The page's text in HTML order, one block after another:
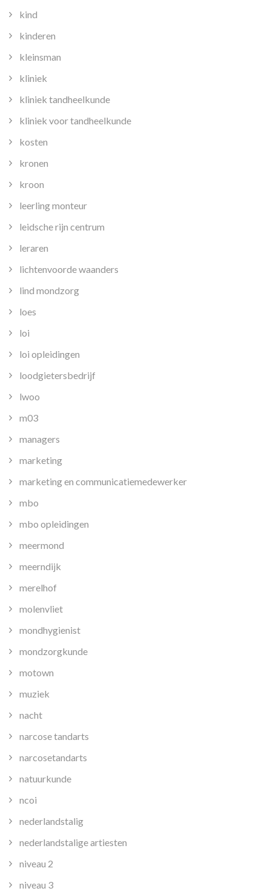
kind
kinderen
kleinsman
kliniek
kliniek tandheelkunde
kliniek voor tandheelkunde
kosten
kronen
kroon
leerling monteur
leidsche rijn centrum
leraren
lichtenvoorde waanders
lind mondzorg
loes
loi
loi opleidingen
loodgietersbedrijf
lwoo
m03
managers
marketing
marketing en communicatiemedewerker
mbo
mbo opleidingen
meermond
meerndijk
merelhof
molenvliet
mondhygienist
mondzorgkunde
motown
muziek
nacht
narcose tandarts
narcosetandarts
natuurkunde
ncoi
nederlandstalig
nederlandstalige artiesten
niveau 2
niveau 3